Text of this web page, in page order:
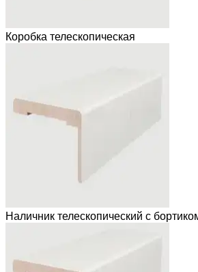
Коробка телескопическая
Наличник телескопический с